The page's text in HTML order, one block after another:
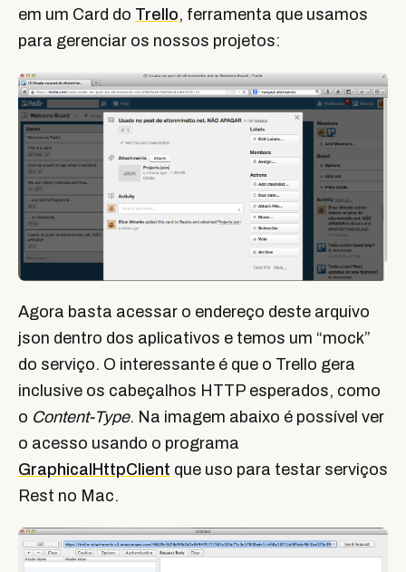
em um Card do Trello, ferramenta que usamos
para gerenciar os nossos projetos:
Agora basta acessar o endereço deste arquivo
json dentro dos aplicativos e temos um “mock”
do serviço. O interessante é que o Trello gera
inclusive os cabeçalhos HTTP esperados, como
o Content-Type. Na imagem abaixo é possível ver
o acesso usando o programa
GraphicalHttpClient que uso para testar serviços
Rest no Mac.